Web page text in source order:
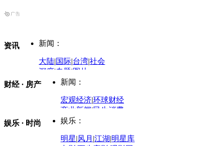
资讯 新闻：
大陆|国际|台湾|社会
深度|专题|图片
中国政要资料库
评论：
时事开讲
军事：
财经 · 房产 新闻：
宏观经济|环球财经
商业新闻|民生消费
娱乐 · 时尚 娱乐：
明星|风月 |江湖|明星库